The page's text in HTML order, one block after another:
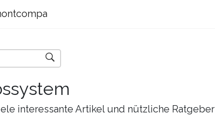
interessante Artikel und nützliche Ratgeber